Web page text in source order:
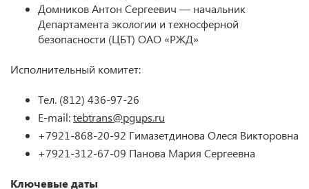
Домников Антон Сергеевич — начальник
Департамента экологии и техносферной
безопасности (ЦБТ) ОАО «РЖД»
Исполнительный комитет:
Тел. (812) 436-97-26
E-mail:tebtrans@pgups.ru
+7921-868-20-92 Гимазетдинова Олеся Викторовна
+7921-312-67-09 Панова Мария Сергеевна
Ключевые даты